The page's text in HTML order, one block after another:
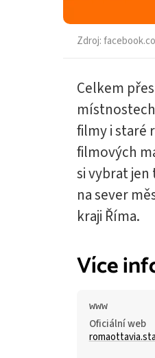
Zdroj:
Celkem
filmy i staré
filmových
si vybrat
na sever
kraji Říma.
Více
Oficiální web